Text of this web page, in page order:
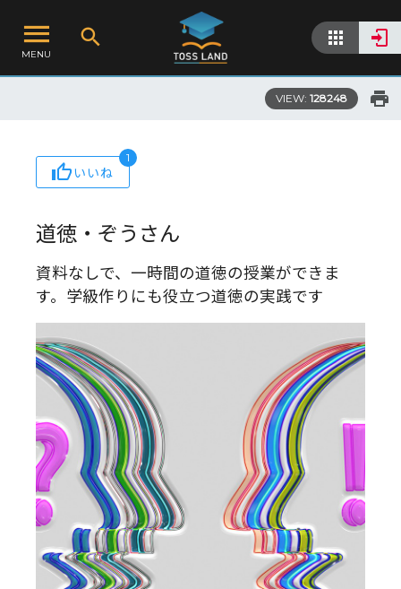
MENU
VIEW: 128248
いいね
1
道徳・ぞうさん
資料なしで、一時間の道徳の授業ができま
す。学級作りにも役立つ道徳の実践です